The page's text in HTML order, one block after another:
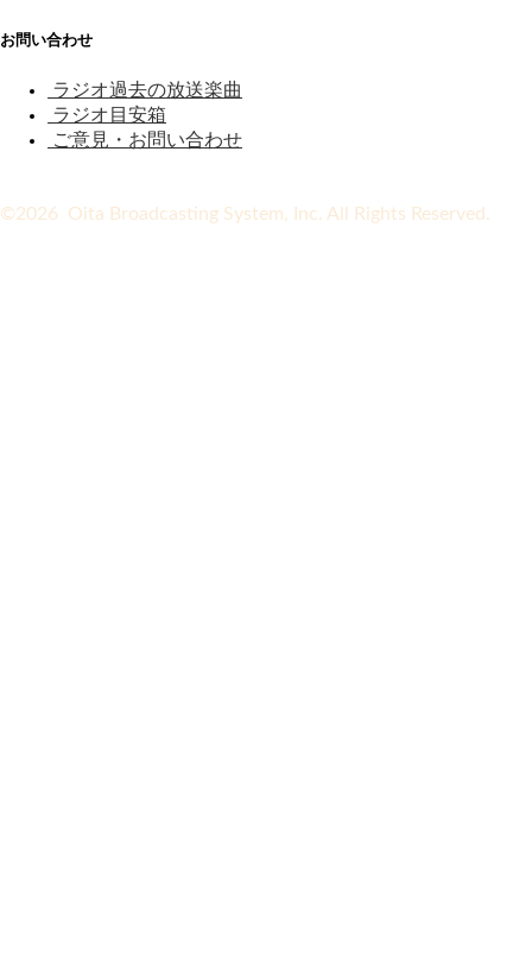
お問い合わせ
ラジオ過去の放送楽曲
ラジオ目安箱
ご意見・お問い合わせ
©2026 Oita Broadcasting System, Inc. All Rights Reserved.